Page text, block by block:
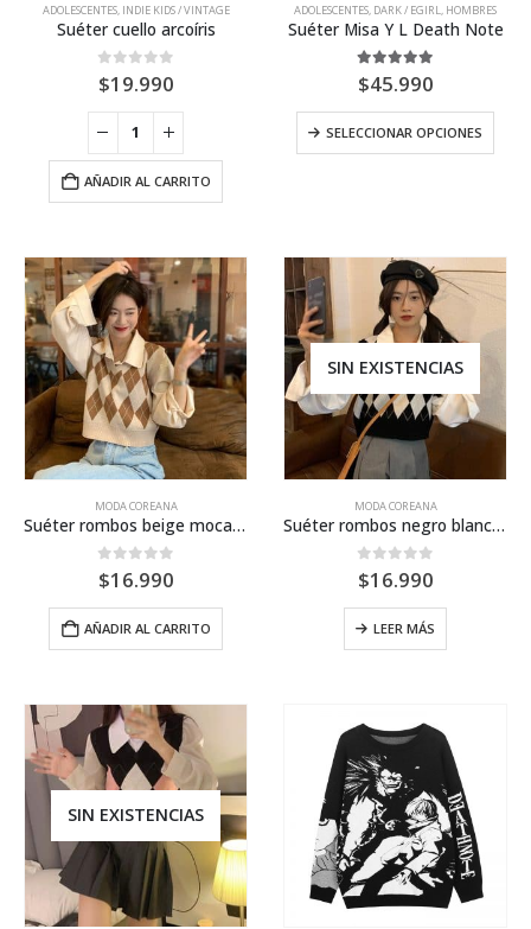
ADOLESCENTES, INDIE KIDS / VINTAGE
Suéter cuello arcoíris
0 out of 5
$19.990
AÑADIR AL CARRITO
producto
tiene
múltiples
variantes.
Las
opciones
se
la
página
de
producto
ADOLESCENTES, DARK / EGIRL, HOMBRES
Suéter Misa Y L Death Note
5.00 out of 5
$45.990
SELECCIONAR OPCIONES
en
de
MODA COREANA
Suéter rombos beige moca sin mangas
0out of 5
$16.990
AÑADIR AL CARRITO
SIN EXISTENCIAS
MODA COREANA
Suéter rombos negro blanco sin mangas
0out of 5
$16.990
LEER MÁS
SIN EXISTENCIAS